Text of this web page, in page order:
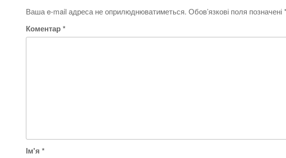
Ваша e-mail адреса не оприлюднюватиметься. Обов’язкові поля позначені*
Коментар*
Ім'я *